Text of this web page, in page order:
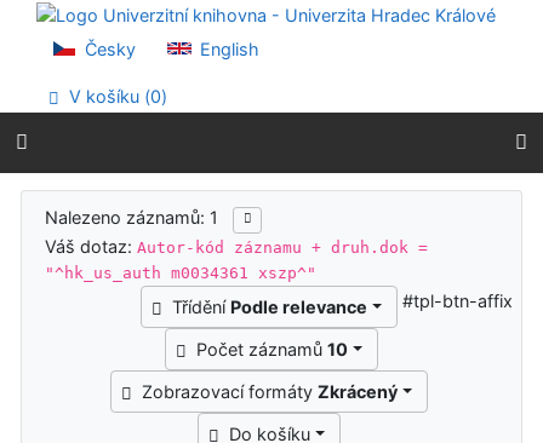
Přejít na obsah
Přejít na menu
Prohlášení o webové přístupnosti
Česky English
V košíku (0)
Výsledky vyhledávání
Nalezeno záznamů: 1
Váš dotaz:Autor-kód záznamu + druh.dok =
"^hk_us_auth m0034361 xszp^"
Třídění Podle relevance
Počet záznamů 10
Zobrazovací formáty Zkrácený
Do košíku
#tpl-btn-affix